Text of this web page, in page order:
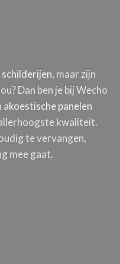
, maar zijn
Dan ben je bij Wecho
akoestische panelen
kwaliteit.
te vervangen,
mee gaat.